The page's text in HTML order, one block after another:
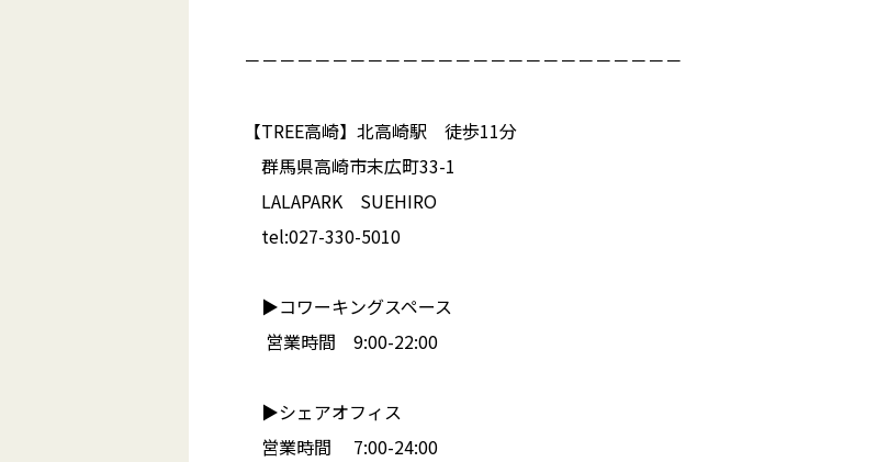
－－－－－－－－－－－－－－－－－－－－－－－－－
【TREE高崎】北高崎駅 徒歩11分
群馬県高崎市末広町33-1
LALAPARK SUEHIRO
tel:027-330-5010
▶︎コワーキングスペース
営業時間 9:00-22:00
▶︎シェアオフィス
営業時間 7:00-24:00